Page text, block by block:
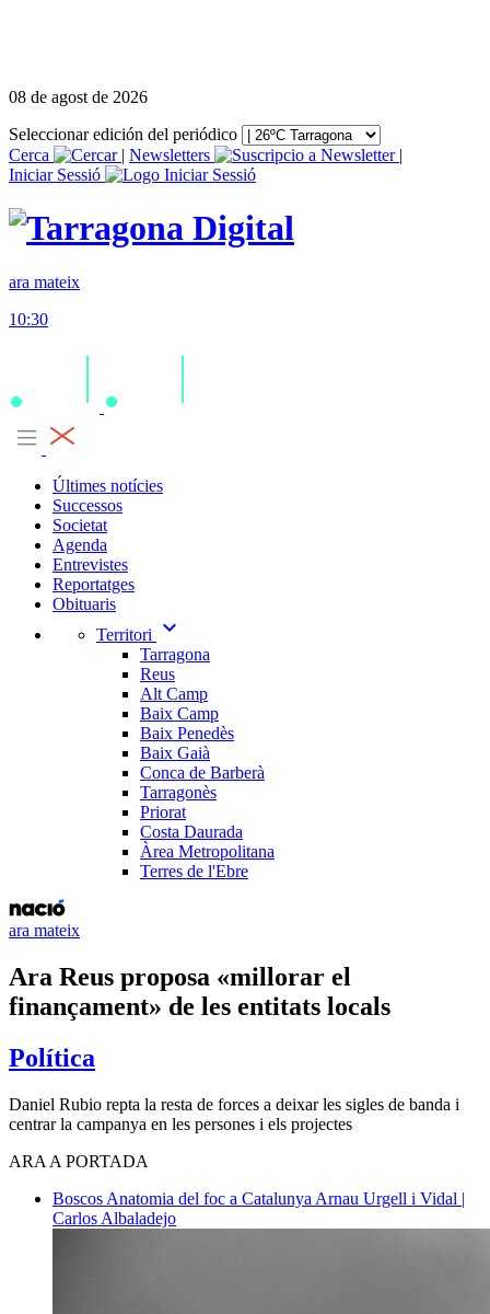
08 de agost de 2026
Seleccionar edición del periódico
Cerca
| Newsletters
|
Iniciar Sessió
ara mateix
10:30
Últimes notícies
Successos
Societat
Agenda
Entrevistes
Reportatges
Obituaris
Territori
expand_more
Tarragona
Reus
Alt Camp
Baix Camp
Baix Penedès
Baix Gaià
Conca de Barberà
Tarragonès
Priorat
Costa Daurada
Àrea Metropolitana
Terres de l'Ebre
ara mateix
Ara Reus proposa «millorar el
finançament» de les entitats locals
Política
Daniel Rubio repta la resta de forces a deixar les sigles de banda i
centrar la campanya en les persones i els projectes
ARA A PORTADA
Boscos Anatomia del foc a Catalunya Arnau Urgell i Vidal |
Carlos Albaladejo